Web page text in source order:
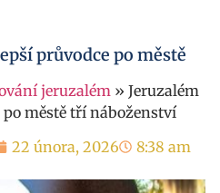
průvodce po městě
jeruzalém » Jeruzalém
městě tří náboženství
22 února, 2026
8:38 am